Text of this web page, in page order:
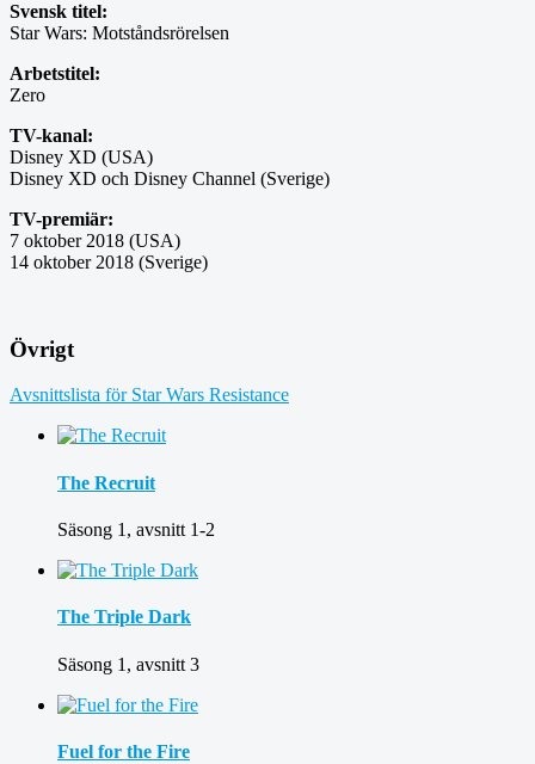
Svensk titel:
Star Wars: Motståndsrörelsen
Arbetstitel:
Zero
TV-kanal:
Disney XD (USA)
Disney XD och Disney Channel (Sverige)
TV-premiär:
7 oktober 2018 (USA)
14 oktober 2018 (Sverige)
Övrigt
Avsnittslista för Star Wars Resistance
The Recruit
Säsong 1, avsnitt 1-2
The Triple Dark
Säsong 1, avsnitt 3
Fuel for the Fire